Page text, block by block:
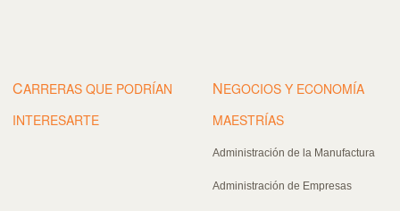
CARRERAS QUE PODRÍAN
INTERESARTE
NEGOCIOS Y ECONOMÍA
MAESTRÍAS
Administración de la Manufactura
Administración de Empresas